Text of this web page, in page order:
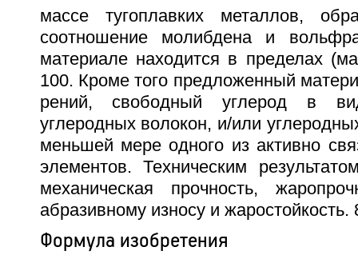
массе тугоплавких металлов,
соотношение молибдена и
материале находится в пределах
100. Кроме того предложенный
рений, свободный углерод в
углеродных волокон, и/или
меньшей мере одного из активно
элементов. Техническим
механическая прочность,
абразивному износу и
Формула изобретения